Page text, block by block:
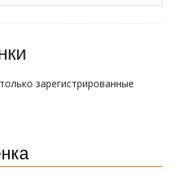
зарегистрированные